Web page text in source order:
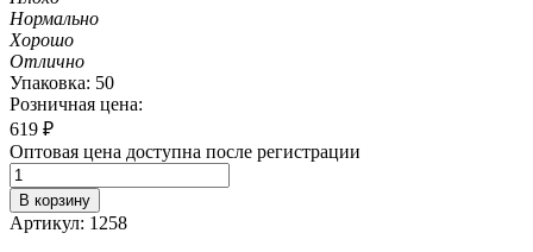
Нормально
Хорошо
Отлично
Упаковка: 50
Розничная цена:
619 ₽
Оптовая цена доступна после регистрации
В корзину
Артикул: 1258